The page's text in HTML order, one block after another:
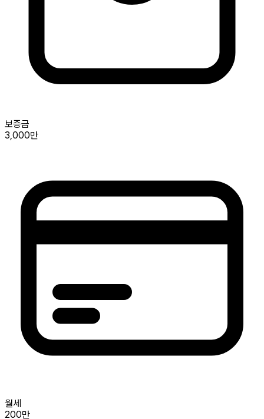
보증금
3,000만
월세
200만